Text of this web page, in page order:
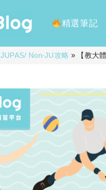
精選筆記
JUPAS/ Non-JU攻略 » 【教大